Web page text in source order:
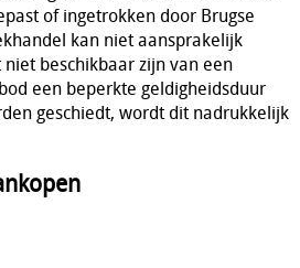
of ingetrokken door Brugse
kan niet aansprakelijk
beschikbaar zijn van een
een beperkte geldigheidsduur
geschiedt, wordt dit nadrukkelijk